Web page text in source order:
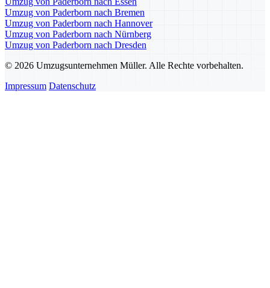
Umzug von Paderborn nach Bremen
Umzug von Paderborn nach Hannover
Umzug von Paderborn nach Nürnberg
Umzug von Paderborn nach Dresden
© 2026 Umzugsunternehmen Müller. Alle Rechte vorbehalten.
Impressum Datenschutz